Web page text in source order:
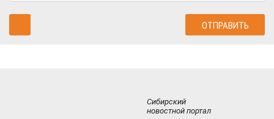
Сибирский
новостной портал